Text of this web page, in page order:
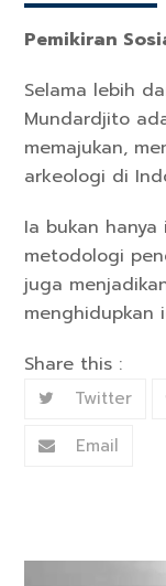
Pemikiran
Selama lebih
Mundardjito
memajukan,
arkeologi di
Ia bukan
metodologi
juga
menghidupkan
Share this :
Twitter
Email